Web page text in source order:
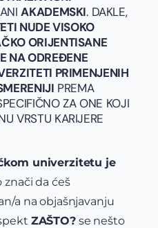
AKADEMSKI. DAKLE,
NUDE VISOKO
ORIJENTISANE
NA ODREĐENE
PRIMENJENIH
PREMA
ZA ONE KOJI
VRSTU KARIJERE
univerzitetu je
znači da ćeš
a na objašnjavanju
ZAŠTO?se nešto